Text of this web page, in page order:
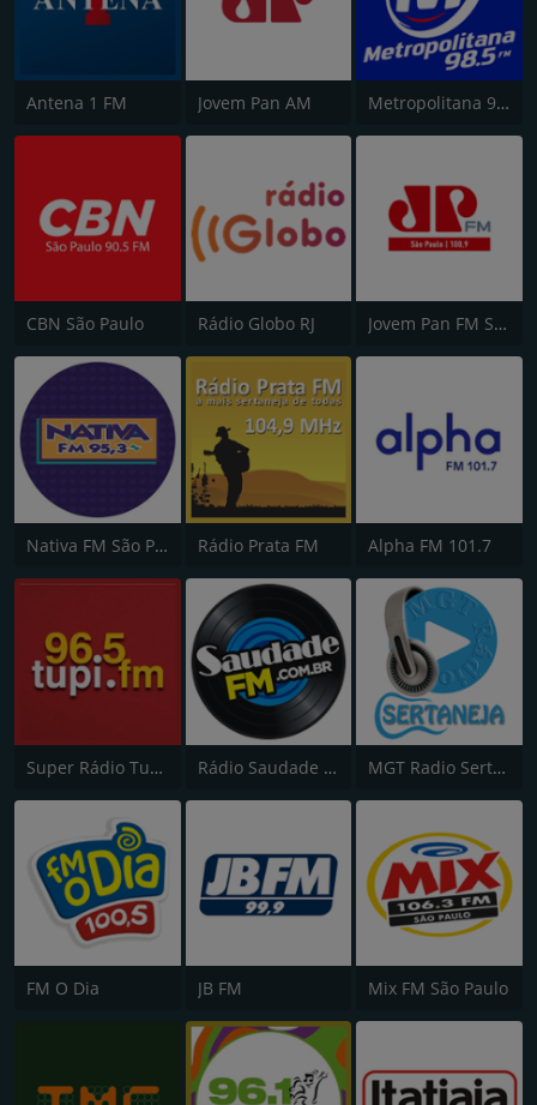
Antena 1 FM Jovem Pan AM Metropolitana 98.5 FM
CBN São Paulo Rádio Globo RJ Jovem Pan FM São Paulo
Nativa FM São Paulo Rádio Prata FM Alpha FM 101.7
Super Rádio Tupi FM Rádio Saudade FM 100.7 MGT Radio Sertaneja
FM O Dia JB FM Mix FM São Paulo